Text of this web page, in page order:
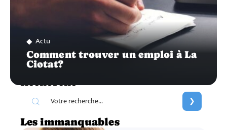
Actu
Comment trouver un emploi à La
Ciotat?
Recherche
Les immanquables